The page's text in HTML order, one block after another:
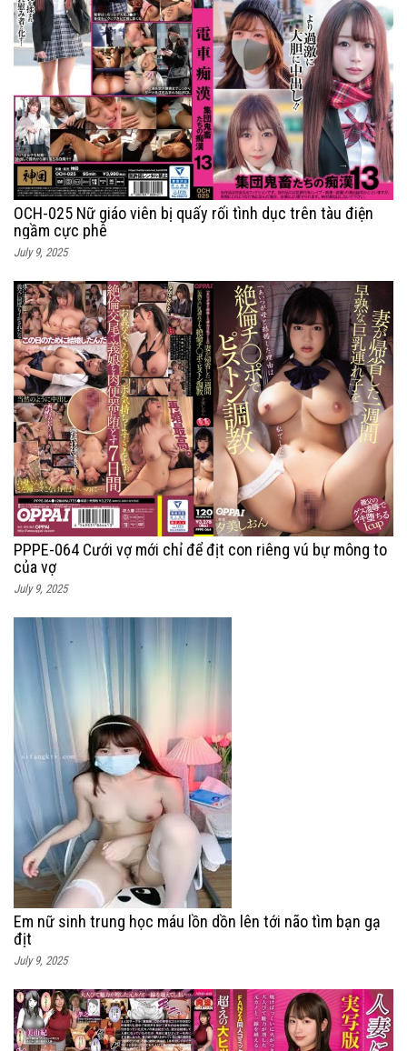
OCH-025 Nữ giáo viên bị quấy rối tình dục trên tàu điện
ngầm cực phê
July 9, 2025
PPPE-064 Cưới vợ mới chỉ để địt con riêng vú bự mông to
của vợ
July 9, 2025
Em nữ sinh trung học máu lồn dồn lên tới não tìm bạn gạ
địt
July 9, 2025